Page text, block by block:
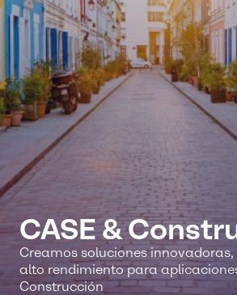
CASE &
Creamos soluciones innovadoras,
alto rendimiento para
Construcción